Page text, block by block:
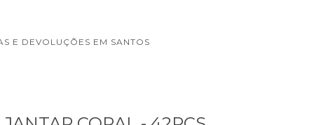
E DEVOLUÇÕES EM SANTOS